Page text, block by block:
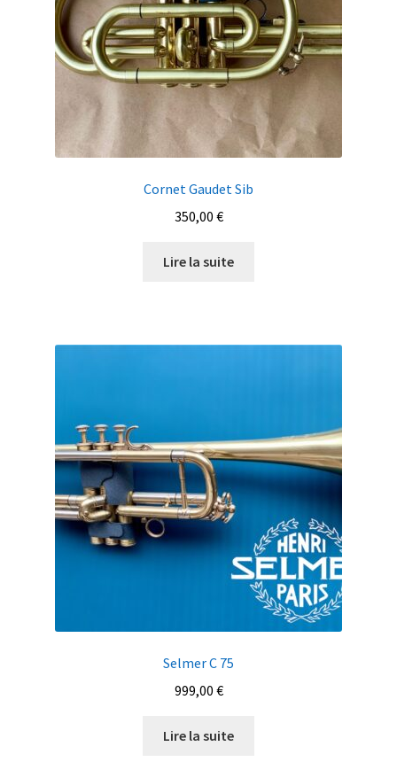
Cornet Gaudet Sib
350,00 €
Lire la suite
Selmer C 75
999,00 €
Lire la suite